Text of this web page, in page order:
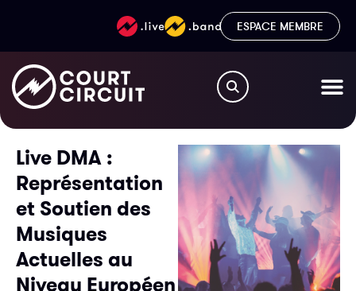
ESPACE MEMBRE
Live DMA :
Représentation
et Soutien des
Musiques
Actuelles au
Niveau Européen